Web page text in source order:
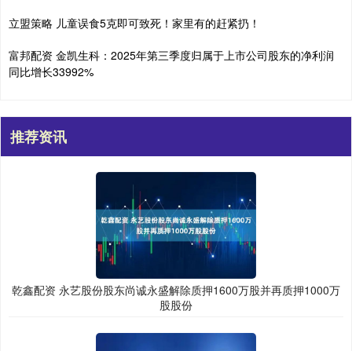
立盟策略 儿童误食5克即可致死！家里有的赶紧扔！
富邦配资 金凯生科：2025年第三季度归属于上市公司股东的净利润
同比增长33992%
推荐资讯
乾鑫配资 永艺股份股东尚诚永盛解除质押1600万股并再质押1000万
股股份